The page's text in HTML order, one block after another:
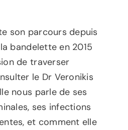
son parcours depuis
bandelette en 2015
de traverser
le Dr Veronikis
nous parle de ses
ses infections
et comment elle